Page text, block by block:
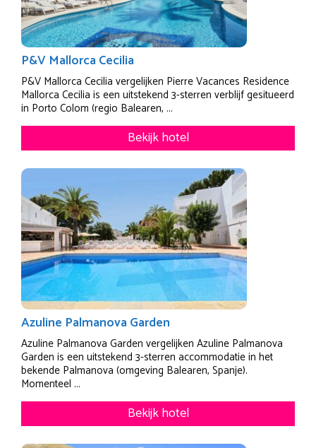
P&V Mallorca Cecilia
P&V Mallorca Cecilia vergelijken Pierre Vacances Residence
Mallorca Cecilia is een uitstekend 3-sterren verblijf gesitueerd
in Porto Colom (regio Balearen, ...
Bekijk hotel
Azuline Palmanova Garden
Azuline Palmanova Garden vergelijken Azuline Palmanova
Garden is een uitstekend 3-sterren accommodatie in het
bekende Palmanova (omgeving Balearen, Spanje).
Momenteel ...
Bekijk hotel